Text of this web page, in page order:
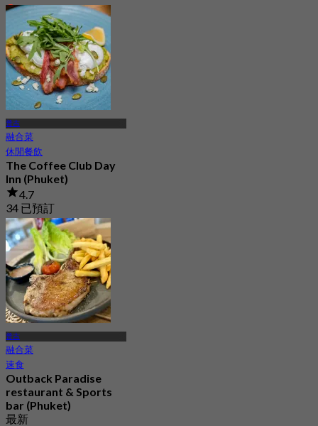
3.9
฿ 495
普吉
融合菜
休閒餐飲
The Coffee Club Day
Inn (Phuket)
4.7
34 已預訂
起฿ 422.5
普吉
融合菜
速食
Outback Paradise
restaurant & Sports
bar (Phuket)
最新